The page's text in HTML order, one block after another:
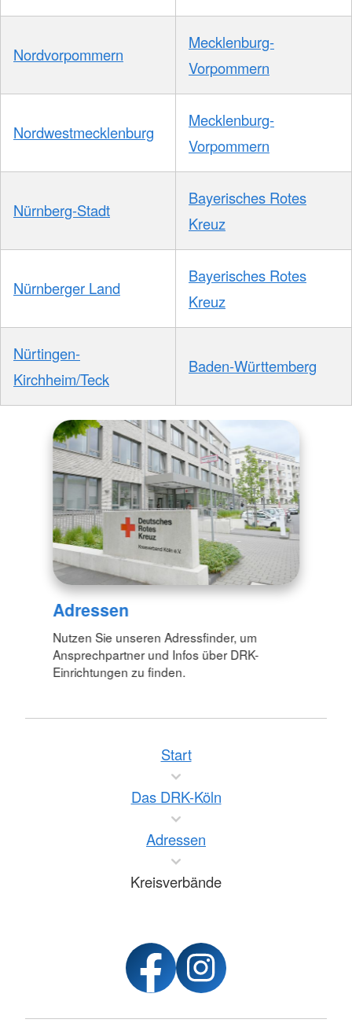
Nordvorpommern
Mecklenburg-
Vorpommern
Nordwestmecklenburg
Mecklenburg-
Vorpommern
Nürnberg-Stadt
Bayerisches Rotes
Kreuz
Nürnberger Land
Bayerisches Rotes
Kreuz
Nürtingen-
Kirchheim/Teck
Baden-Württemberg
Adressen
Nutzen Sie unseren Adressfinder, um
Ansprechpartner und Infos über DRK-
Einrichtungen zu finden.
Start
Das DRK-Köln
Adressen
Kreisverbände